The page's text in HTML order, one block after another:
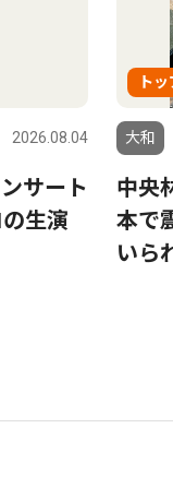
2026.08.04
サート
生演
ト
大和
中央
本で
いら